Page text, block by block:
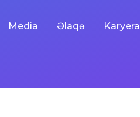
Media Əlaqə Karyera